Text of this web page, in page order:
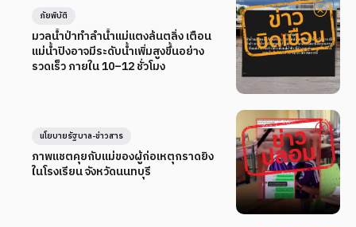
มวลน้ำป่าทำลำน้ำแม่แตงล้นตลิ่ง เตือน
แม่น้ำปิงอาจมีระดับน้ำเพิ่มสูงขึ้นอย่าง
รวดเร็ว ภายใน 10–12 ชั่วโมง
ภัยพิบัติ
ภาพแชตคุยกับแม่ของผู้ก่อเหตุกราดยิง
ในโรงเรียน จังหวัดนนทบุรี
นโยบายรัฐบาล-ข่าวสาร